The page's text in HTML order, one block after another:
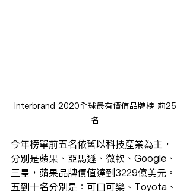
Interbrand 2020全球最有價值品牌榜 前25
名
今年榜單前五名依舊以科技產業為主，
分別是蘋果、亞馬遜、微軟、Google、
三星， 蘋果品牌價值達到3229億美元。
五到十名分別是：可口可樂、Toyota、